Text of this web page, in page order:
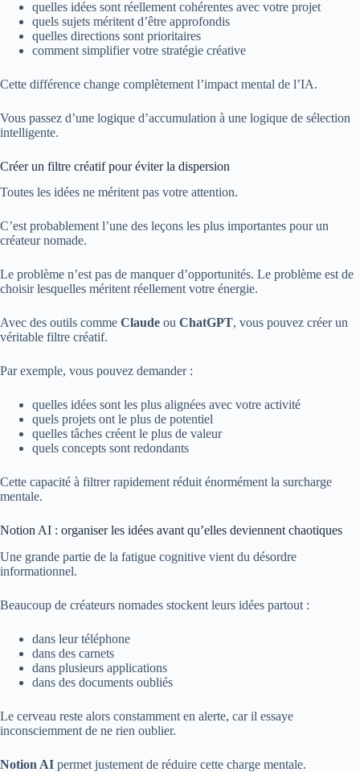
quelles idées sont réellement cohérentes avec votre projet
quels sujets méritent d’être approfondis
quelles directions sont prioritaires
comment simplifier votre stratégie créative
Cette différence change complètement l’impact mental de l’IA.
Vous passez d’une logique d’accumulation à une logique de sélection
intelligente.
Créer un filtre créatif pour éviter la dispersion
Toutes les idées ne méritent pas votre attention.
C’est probablement l’une des leçons les plus importantes pour un
créateur nomade.
Le problème n’est pas de manquer d’opportunités. Le problème est de
choisir lesquelles méritent réellement votre énergie.
Avec des outils comme Claude ou ChatGPT, vous pouvez créer un
véritable filtre créatif.
Par exemple, vous pouvez demander :
quelles idées sont les plus alignées avec votre activité
quels projets ont le plus de potentiel
quelles tâches créent le plus de valeur
quels concepts sont redondants
Cette capacité à filtrer rapidement réduit énormément la surcharge
mentale.
Notion AI : organiser les idées avant qu’elles deviennent chaotiques
Une grande partie de la fatigue cognitive vient du désordre
informationnel.
Beaucoup de créateurs nomades stockent leurs idées partout :
dans leur téléphone
dans des carnets
dans plusieurs applications
dans des documents oubliés
Le cerveau reste alors constamment en alerte, car il essaye
inconsciemment de ne rien oublier.
Notion AI permet justement de réduire cette charge mentale.